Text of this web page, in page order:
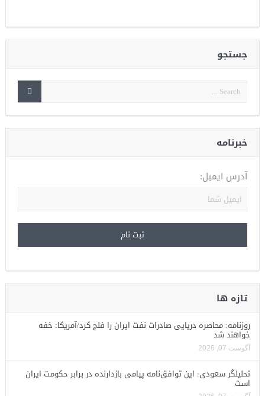
جستجو
خبرنامه
آدرس ایمیل:
تازه ها
روزنامه: محاصره دریایی صادرات نفت ایران را فلج کرد/آمریکا: خفه
خواهند شد
آگوست 07, 2026
تحلیلگر سعودی: این توافق‌نامه پیامی بازدارنده در برابر حکومت ایران
است